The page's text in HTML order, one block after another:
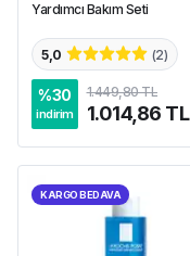
Yardımcı Bakım Seti
5,0 (2)
%30
indirim
1.449,80 TL
1.014,86 TL
KARGO BEDAVA